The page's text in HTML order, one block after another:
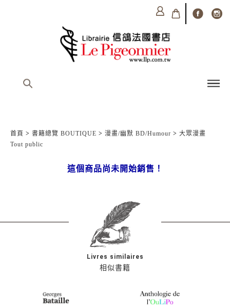
首頁 > 書籍總覽 BOUTIQUE > 漫畫/幽默 BD/Humour > 大眾漫畫
Tout public
這個商品尚未開始銷售！
相似書籍
Livres similaires